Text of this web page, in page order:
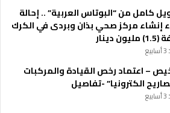
كامل من “البوتاس العربية” .. إحالة
إنشاء مركز صحي بذان وبردى في الكرك
دينار
– اعتماد رخص القيادة والمركبات
الكترونيا” -تفاصيل